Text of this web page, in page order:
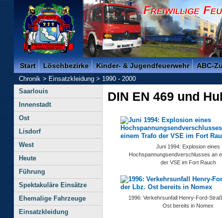
Freiwillige Feuerwehr der Kreisstadt Saarlouis -
Start Löschbezirke Kinder- & Jugendfeuerwehr ABC-
Chronik>Einsatzkleidung>1990 - 2000
Saarlouis
Innenstadt
Ost
Lisdorf
West
Heute
Führung
Spektakuläre Einsätze
Ehemalige Fahrzeuge
Einsatzkleidung
DIN EN 469 und
Juni 1994: Explosion eines
Hochspannungsendverschlusses an
der VSE im Fort Rauch
1996: Verkehrsunfall Henry-Ford-
Ost bereits in Nomex